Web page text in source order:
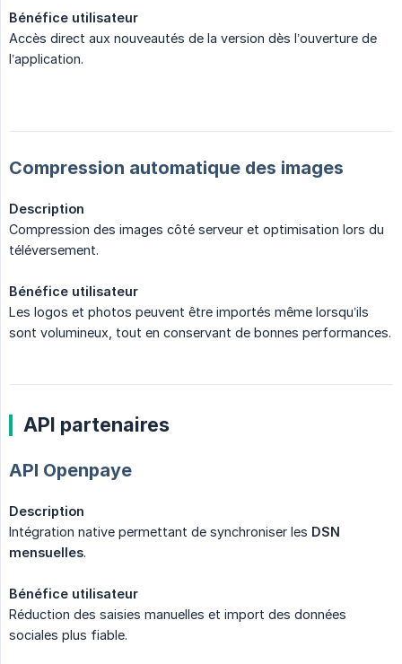
Bénéfice utilisateur
Accès direct aux nouveautés de la version dès l’ouverture de
l’application.
Compression automatique des images
Description
Compression des images côté serveur et optimisation lors du
téléversement.
Bénéfice utilisateur
Les logos et photos peuvent être importés même lorsqu’ils
sont volumineux, tout en conservant de bonnes performances.
API partenaires
API Openpaye
Description
Intégration native permettant de synchroniser les DSN
mensuelles.
Bénéfice utilisateur
Réduction des saisies manuelles et import des données
sociales plus fiable.